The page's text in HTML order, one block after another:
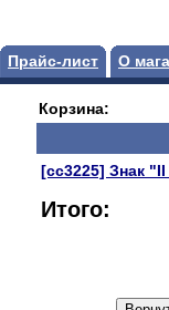
Прайс-лист О
Корзина:
[сс3225] Знак
Итого: